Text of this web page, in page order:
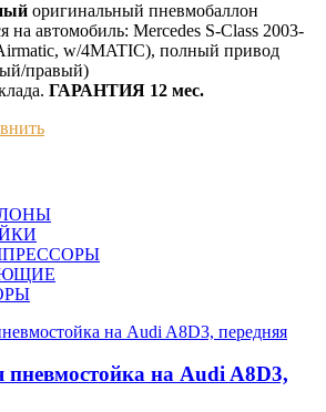
оригинальный пневмобаллон
на автомобиль: Mercedes S-Class 2003-
w/4MATIC), полный привод
правый)
ГАРАНТИЯ 12 мес.
пневмостойка на Audi A8D3,